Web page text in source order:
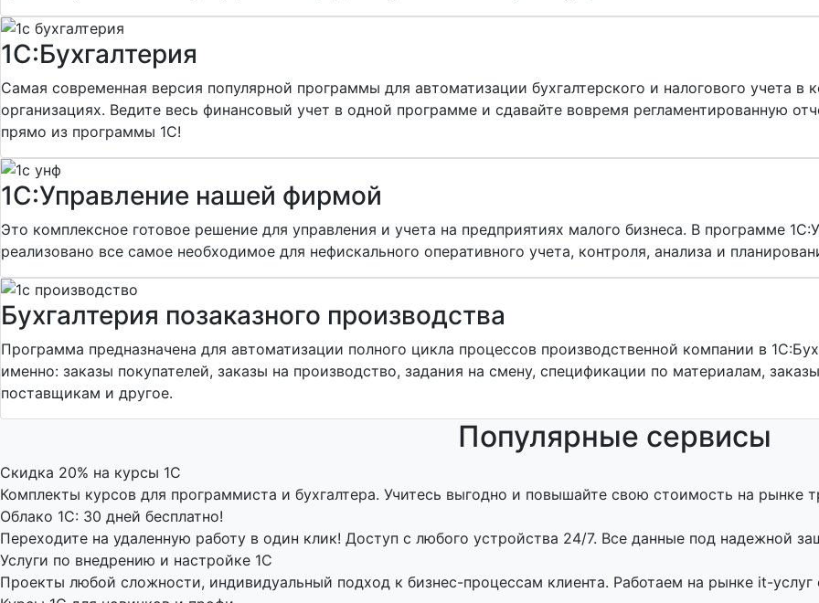
1С:Бухгалтерия
Самая современная версия популярной программы для автоматизации бухгалтерского и налогового учета в
организациях. Ведите весь финансовый учет в одной программе и сдавайте вовремя регламентированную
прямо из программы 1С!
1С:Управление нашей фирмой
Это комплексное готовое решение для управления и учета на предприятиях малого бизнеса. В программе
реализовано все самое необходимое для нефискального оперативного учета, контроля, анализа и
Бухгалтерия позаказного производства
Программа предназначена для автоматизации полного цикла процессов производственной компании в
именно: заказы покупателей, заказы на производство, задания на смену, спецификации по материалам, заказы
поставщикам и другое.
Популярные сервисы
Скидка 20% на курсы 1С
Комплекты курсов для программиста и бухгалтера. Учитесь выгодно и повышайте свою стоимость на рынке
Облако 1С: 30 дней бесплатно!
Переходите на удаленную работу в один клик! Доступ с любого устройства 24/7. Все данные под надежной
Услуги по внедрению и настройке 1С
Проекты любой сложности, индивидуальный подход к бизнес-процессам клиента. Работаем на рынке it-услуг